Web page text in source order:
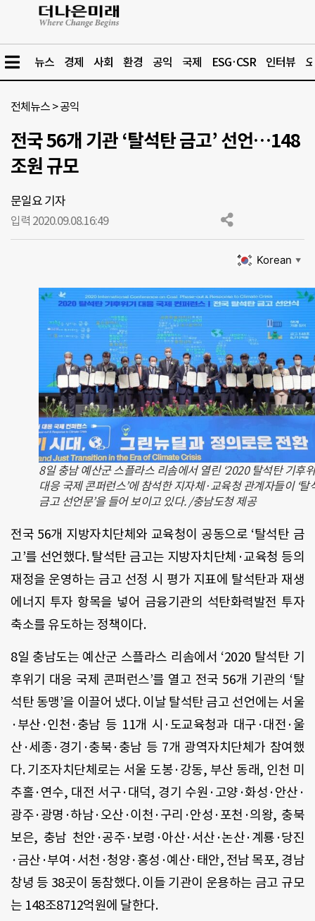
뉴스 경제 사회 환경 공익 국제 ESG·CSR 인터뷰
전체뉴스 >공익
전국 56개 기관 ‘탈석탄 금고’ 선언…148
조원 규모
문일요 기자
입력 2020.09.08.16:49
Korean ▼
8일 충남 예산군 스플라스 리솜에서 열린 ‘2020 탈석탄 기후
대응 국제 콘퍼런스’에 참석한 지자체·교육청 관계자들이 ‘탈
금고 선언문’을 들어 보이고 있다. /충남도청 제공
전국 56개 지방자치단체와 교육청이 공동으로 ‘탈석탄 금
고’를 선언했다.탈석탄 금고는 지방자치단체·교육청 등의
재정을 운영하는 금고 선정 시 평가 지표에 탈석탄과 재생
에너지 투자 항목을 넣어 금융기관의 석탄화력발전 투자
축소를 유도하는 정책이다.
8일 충남도는 예산군 스플라스 리솜에서 ‘2020 탈석탄 기
후위기 대응 국제 콘퍼런스’를 열고 전국 56개 기관의 ‘탈
석탄 동맹’을 이끌어 냈다.이날 탈석탄 금고 선언에는 서울
·부산 ·인천 ·충남 등 11개 시 ·도교육청과 대구 ·대전 ·울
산 ·세종·경기 ·충북·충남 등 7개 광역자치단체가 참여했
다.기조자치단체로는 서울 도봉·강동, 부산 동래, 인천 미
추홀·연수, 대전 서구·대덕, 경기 수원 ·고양 ·화성 ·안산 ·
광주·광명 ·하남·오산 ·이천 ·구리 ·안성 ·포천 ·의왕, 충북
보은, 충남 천안 ·공주·보령 ·아산·서산 ·논산·계룡 ·당진
·금산 ·부여 ·서천 ·청양·홍성 ·예산·태안, 전남 목포, 경남
창녕 등 38곳이 동참했다.이들 기관이 운용하는 금고 규모
는 148조8712억원에 달한다.